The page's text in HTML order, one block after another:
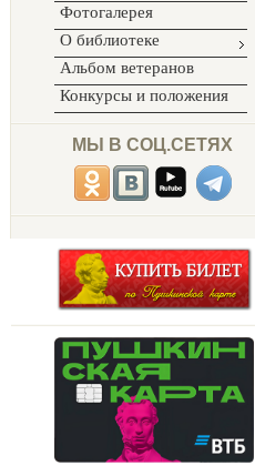
Фотогалерея
О библиотеке
Альбом ветеранов
Конкурсы и положения
МЫ В СОЦ.СЕТЯХ